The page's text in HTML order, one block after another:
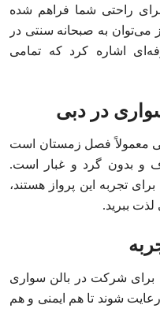
راحتی شما فراهم شده
می‌توان به صبحانه سنتی در
اشاره کرد که تمامی
در دبی
معمولاً فصل زمستان است
و بدون گرد و غبار است.
تجربه این پرواز هستند،
لذت ببرید.
برای شرکت در بالن سواری
شوند تا هم ایمنی و هم